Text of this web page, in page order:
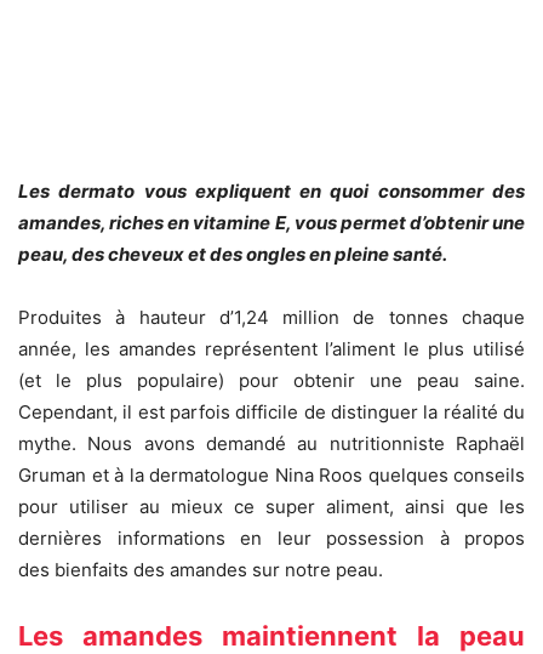
Les dermato vous expliquent en quoi consommer des
amandes, riches en vitamine E, vous permet d’obtenir une
peau, des cheveux et des ongles en pleine santé.
Produites à hauteur d’1,24 million de tonnes chaque
année, les amandes représentent l’aliment le plus utilisé
(et le plus populaire) pour obtenir une peau saine.
Cependant, il est parfois difficile de distinguer la réalité du
mythe. Nous avons demandé au nutritionniste Raphaël
Gruman et à la dermatologue Nina Roos quelques conseils
pour utiliser au mieux ce super aliment, ainsi que les
dernières informations en leur possession à propos
des bienfaits des amandes sur notre peau.
Les amandes maintiennent la peau